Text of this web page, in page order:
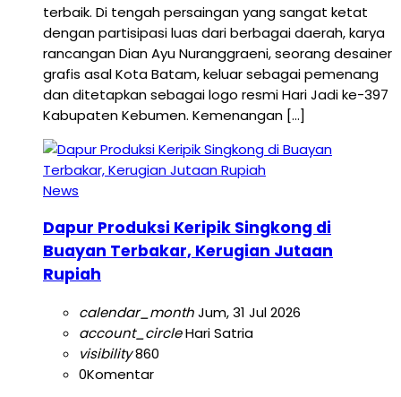
terbaik. Di tengah persaingan yang sangat ketat
dengan partisipasi luas dari berbagai daerah, karya
rancangan Dian Ayu Nuranggraeni, seorang desainer
grafis asal Kota Batam, keluar sebagai pemenang
dan ditetapkan sebagai logo resmi Hari Jadi ke-397
Kabupaten Kebumen. Kemenangan […]
News
Dapur Produksi Keripik Singkong di
Buayan Terbakar, Kerugian Jutaan
Rupiah
calendar_monthJum, 31 Jul 2026
account_circleHari Satria
visibility860
0Komentar